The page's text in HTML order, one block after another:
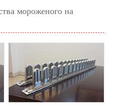
мороженого на